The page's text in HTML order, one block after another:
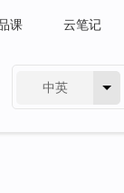
课 云笔记
中英